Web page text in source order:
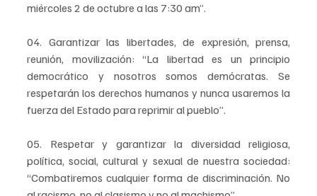
miércoles 2 de octubre a las 7:30 am”.
04. Garantizar las libertades, de expresión, prensa,
reunión, movilización: “La libertad es un principio
democrático y nosotros somos demócratas. Se
respetarán los derechos humanos y nunca usaremos la
fuerza del Estado para reprimir al pueblo”.
05. Respetar y garantizar la diversidad religiosa,
política, social, cultural y sexual de nuestra sociedad:
“Combatiremos cualquier forma de discriminación. No